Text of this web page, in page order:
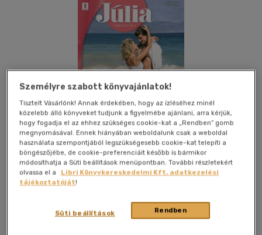
Személyre szabott könyvajánlatok!
Tisztelt Vásárlónk! Annak érdekében, hogy az ízléséhez minél
közelebb álló könyveket tudjunk a figyelmébe ajánlani, arra kérjük,
hogy fogadja el az ehhez szükséges cookie-kat a „Rendben” gomb
megnyomásával. Ennek hiányában weboldalunk csak a weboldal
használata szempontjából legszükségesebb cookie-kat telepíti a
böngészőjébe, de cookie-preferenciáit később is bármikor
módosíthatja a Süti beállítások menüpontban. További részletekért
olvassa el a
Libri Könyvkereskedelmi Kft. adatkezelési
tájékoztatóját!
Rendben
Süti beállítások